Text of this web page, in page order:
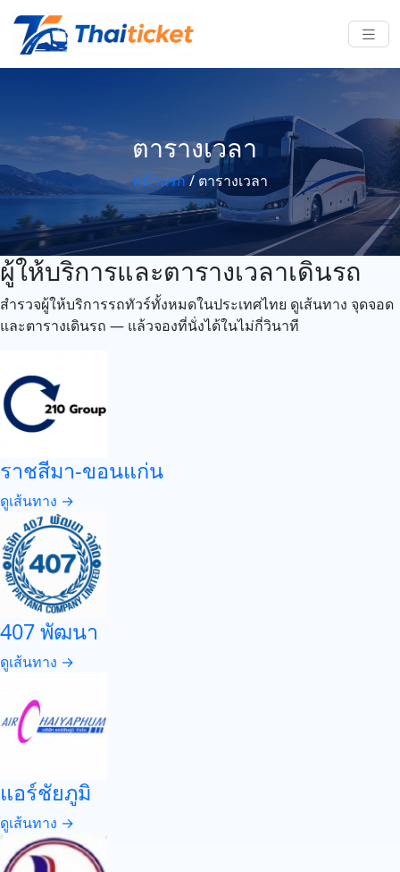
ตารางเวลา
หน้าแรก/ ตารางเวลา
ผู้ให้บริการและตารางเวลาเดินรถ
สำรวจผู้ให้บริการรถทัวร์ทั้งหมดในประเทศไทย ดูเส้นทาง จุดจอด
และตารางเดินรถ — แล้วจองที่นั่งได้ในไม่กี่วินาที
ราชสีมา-ขอนแก่น
ดูเส้นทาง →
407 พัฒนา
ดูเส้นทาง →
แอร์ชัยภูมิ
ดูเส้นทาง →